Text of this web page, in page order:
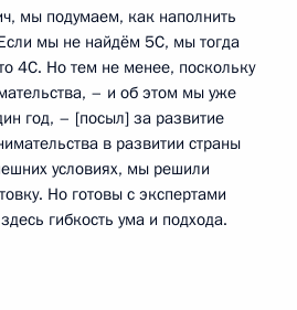
мы подумаем, как наполнить
мы не найдём 5С, мы тогда
4С. Но тем не менее, поскольку
– и об этом мы уже
год, – [посыл] за развитие
в развитии страны
условиях, мы решили
Но готовы с экспертами
гибкость ума и подхода.